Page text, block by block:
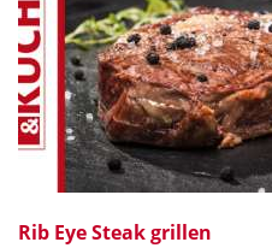
Rib Eye Steak grillen